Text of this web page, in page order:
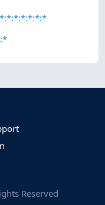
Reserved